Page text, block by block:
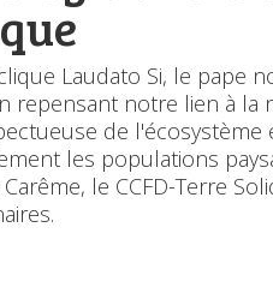
Laudato Si, le pape
repensant notre lien à
de
les populations
le CCFD-Terre